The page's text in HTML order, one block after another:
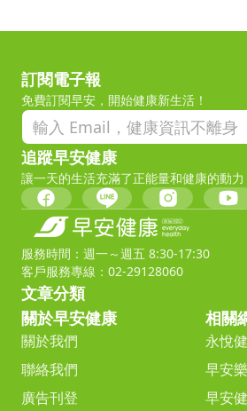
訂閱電子報
免費訂閱早安，開始健康新生活！
追蹤早安健康
讓一天的生活充滿了正能量和健康的動力
服務時間：週一～週五 8:30-17:30
客戶服務專線：02-29128060
文章分類
關於早安健康
關於我們
聯絡我們
廣告刊登
相關
永悅
早安
早安